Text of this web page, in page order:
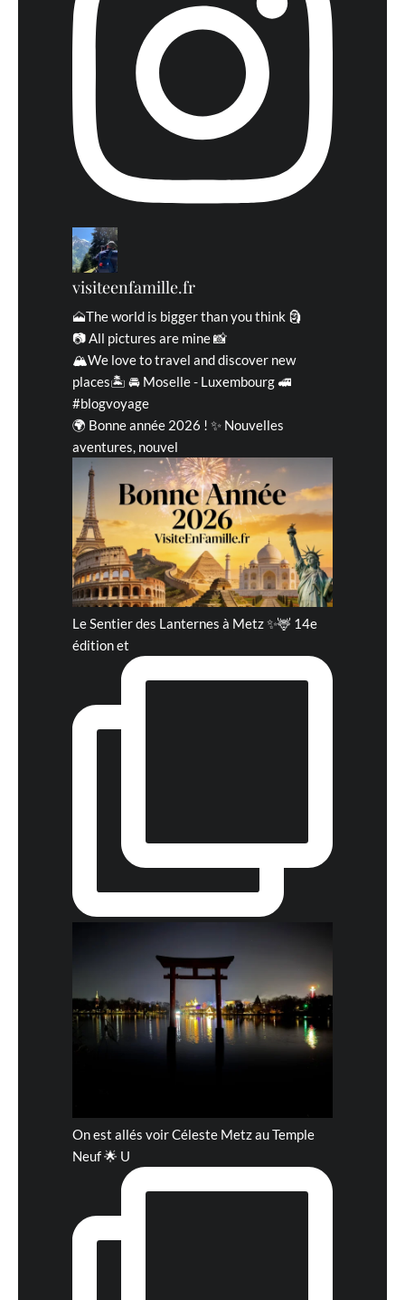
visiteenfamille.fr
🗻The world is bigger than you think 🗿
📷 All pictures are mine 📸
🏔We love to travel and discover new
places🏝 🚘 Moselle - Luxembourg 🚅
#blogvoyage
🌍 Bonne année 2026 ! ✨ Nouvelles
aventures, nouvel
Le Sentier des Lanternes à Metz ✨🦌 14e
édition et
On est allés voir Céleste Metz au Temple
Neuf 🌟 U